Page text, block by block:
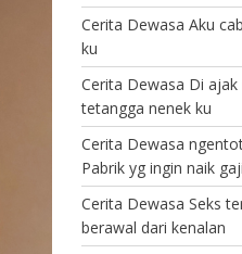
Cerita Dewasa Aku
ku
Cerita Dewasa Di
tetangga nenek ku
Cerita Dewasa
Pabrik yg ingin naik gaji
Cerita Dewasa Seks
berawal dari kenalan